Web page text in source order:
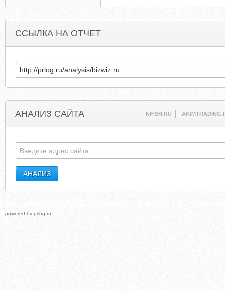
ССЫЛКА НА ОТЧЕТ
АНАЛИЗ САЙТА NFISH.RU
powered by prlog.ru